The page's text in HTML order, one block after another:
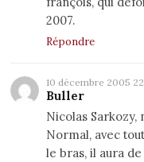
2007.
Répondre
10 décembre 2005
Buller
Nicolas
Normal, avec
le bras, il aura